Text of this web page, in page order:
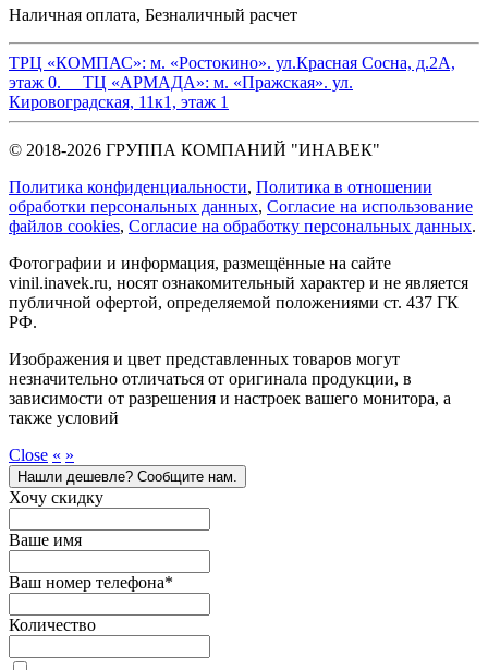
Наличная оплата, Безналичный расчет
ТРЦ «КОМПАС»: м. «Ростокино». ул.Красная Сосна, д.2А,
этаж 0. ТЦ «АРМАДА»: м. «Пражская». ул.
Кировоградская, 11к1, этаж 1
© 2018-2026 ГРУППА КОМПАНИЙ "ИНАВЕК"
Политика конфиденциальности, Политика в отношении
обработки персональных данных, Cогласие на использование
файлов cookies, Согласие на обработку персональных данных.
Фотографии и информация, размещённые на сайте
vinil.inavek.ru, носят ознакомительный характер и не является
публичной офертой, определяемой положениями ст. 437 ГК
РФ.
Изображения и цвет представленных товаров могут
незначительно отличаться от оригинала продукции, в
зависимости от разрешения и настроек вашего монитора, а
также условий
Close « »
Нашли дешевле? Сообщите нам.
Хочу скидку
Ваше имя
Ваш номер телефона*
Количество